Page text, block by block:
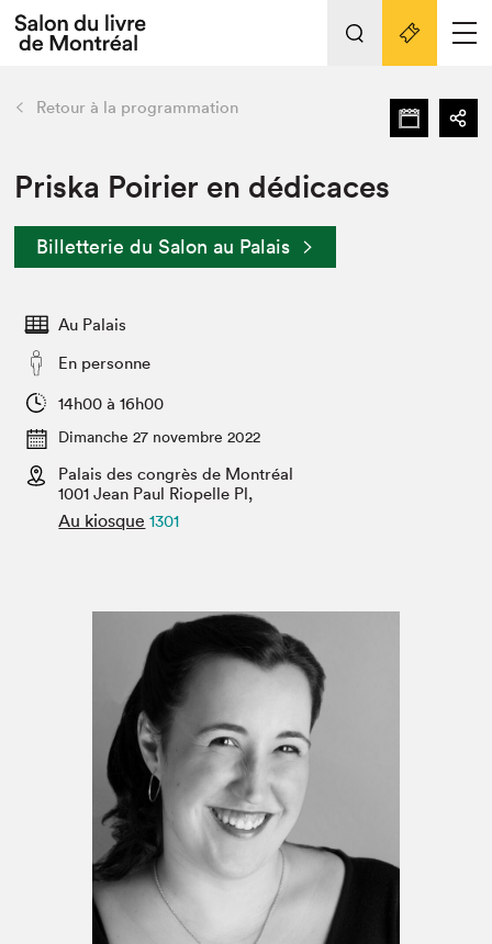
Espace exposant⋅e⋅s
Espace enseignant·e·s
Espace médias
L'événement
Préparer sa visite au Salon
Actualités
SLM PRO
retour Nos activités
Préparer sa visite
Salon dans la ville et en ligne
Projets partenaires
Liens pratiques
Retour à la programmation
Priska Poirier en dédicaces
Billetterie du Salon au Palais
Au Palais
En personne
14h00 à 16h00
Dimanche 27 novembre 2022
Palais des congrès de Montréal
1001 Jean Paul Riopelle Pl,
Au kiosque 1301